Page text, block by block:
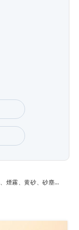
霧、黄砂、砂塵嵐、巻雲